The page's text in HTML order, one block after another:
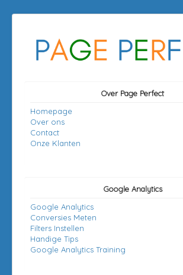
Over Page Perfect
Homepage
Over ons
Contact
Onze Klanten
Google Analytics
Google Analytics
Conversies Meten
Filters Instellen
Handige Tips
Google Analytics Training